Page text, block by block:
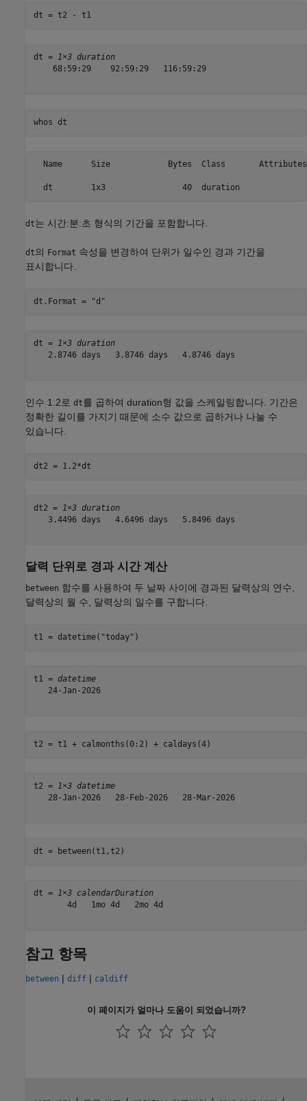
dt = t2 - t1
dt = 1×3 duration
    68:59:29    92:59:29   116:59:29
whos dt
  Name      Size            Bytes  Class       Attributes
dt는 시간:분:초 형식의 기간을 포함합니다.
dt의 Format 속성을 변경하여 단위가 일수인 경과 기간을
표시합니다.
dt.Format = "d"
dt = 1×3 duration
   2.8746 days   3.8746 days   4.8746 days
인수 1.2로 dt를 곱하여 duration형 값을 스케일링합니다. 기간은
정확한 길이를 가지기 때문에 소수 값으로 곱하거나 나눌 수
있습니다.
dt2 = 1.2*dt
dt2 = 1×3 duration
   3.4496 days   4.6496 days   5.8496 days
달력 단위로 경과 시간 계산
between 함수를 사용하여 두 날짜 사이에 경과된 달력상의 연수,
달력상의 월 수, 달력상의 일수를 구합니다.
t1 = datetime( "today" )
t1 = datetime
   24-Jan-2026
t2 = t1 + calmonths(0:2) + caldays(4)
t2 = 1×3 datetime
   28-Jan-2026   28-Feb-2026   28-Mar-2026
dt = between(t1,t2)
dt = 1×3 calendarDuration
       4d   1mo 4d   2mo 4d
참고 항목
between | diff | caldiff
이 페이지가 얼마나 도움이 되었습니까?